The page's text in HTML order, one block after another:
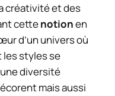
créativité et des
cettenotionen
d’un univers où
les styles se
diversité
mais aussi